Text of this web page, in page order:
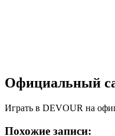
Официальный
Играть в DEVOUR на
Похожие записи: